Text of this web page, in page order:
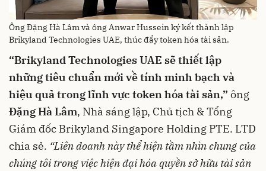
Ông Đặng Hà Lâm và ông Anwar Hussein ký kết thành lập
Brikyland Technologies UAE, thúc đẩy token hóa tài sản.
“Brikyland Technologies UAE sẽ thiết lập
những tiêu chuẩn mới về tính minh bạch và
hiệu quả trong lĩnh vực token hóa tài sản,” ông
Đặng Hà Lâm, Nhà sáng lập, Chủ tịch & Tổng
Giám đốc Brikyland Singapore Holding PTE. LTD
chia sẻ. “Liên doanh này thể hiện tầm nhìn chung của
chúng tôi trong việc hiện đại hóa quyền sở hữu tài sản